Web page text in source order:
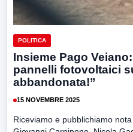
POLITICA
Insieme Pago
pannelli fotovoltaici
abbandonata!”
15 NOVEMBRE 2025
Riceviamo e pubblichiamo